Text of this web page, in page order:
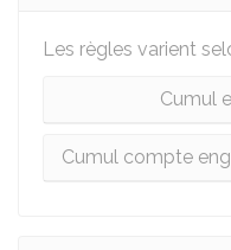
Les règles varient
Cumul
Cumul compte